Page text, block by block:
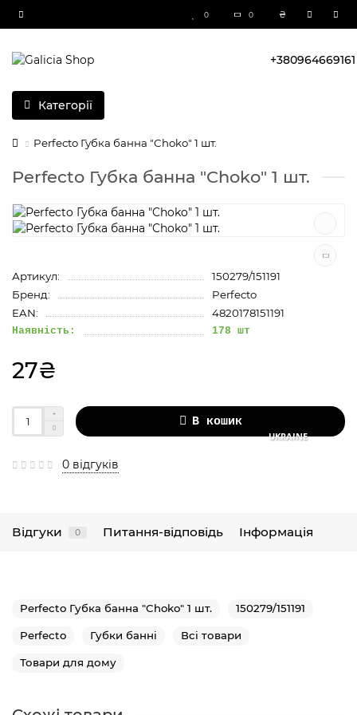
0 0 ₴
+380964669161
Категорії
Perfecto Губка банна "Choko" 1 шт.
Perfecto Губка банна "Choko" 1 шт.
UKRAINE
Артикул:
150279/151191
Бренд:
Perfecto
EAN:
4820178151191
Наявність: 178 шт
27₴
В кошик
0 відгуків
Відгуки 0 Питання-відповідь Інформація
Perfecto Губка банна "Choko" 1 шт. 150279/151191
Perfecto Губки банні Всі товари
Товари для дому